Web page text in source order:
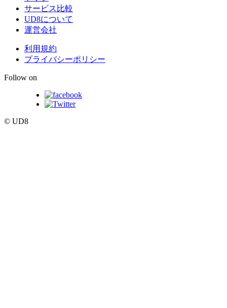
サービス比較
UD8について
運営会社
利用規約
プライバシーポリシー
Follow on
© UD8